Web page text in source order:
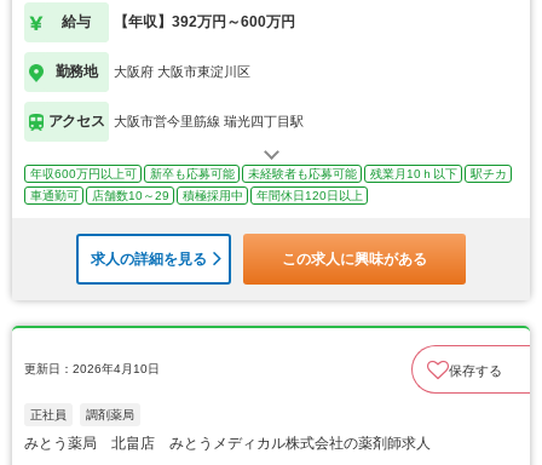
です
給与 【年収】392万円～600万円
勤務地 大阪府 大阪市東淀川区
アクセス 大阪市営今里筋線 瑞光四丁目駅
年収600万円以上可 新卒も応募可能 未経験者も応募可能 残業月10ｈ以下
駅チカ
車通勤可
店舗数10～29 積極採用中 年間休日120日以上
求人の詳細を見る この求人に興味がある
更新日：2026年4月10日 保存する
正社員 調剤薬局
みとう薬局 北畠店 みとうメディカル株式会社の薬剤師求人